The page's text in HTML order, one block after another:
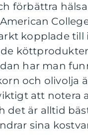
förbättra
kopplade till
har man
och olivolja
att notera
det är alltid
sina